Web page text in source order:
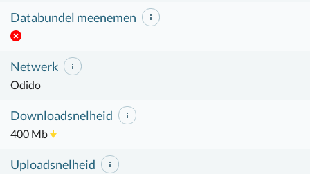
Databundel meenemen
Netwerk
Odido
Downloadsnelheid
400 Mb
Uploadsnelheid